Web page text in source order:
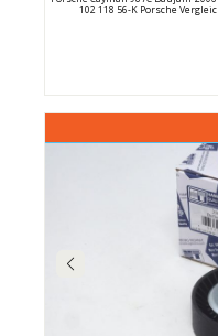
102 118 56-K Porsche